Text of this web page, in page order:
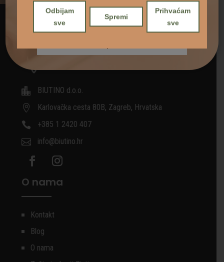
Odbijam
sve
Spremi
Prihvaćam
sve

BIUTINO d.o.o.

Karlovačka cesta 80B, Zagreb, Hrvatska

+385 1 2420 407

info@biutino.hr
O nama
Kontakt
Blog
O nama